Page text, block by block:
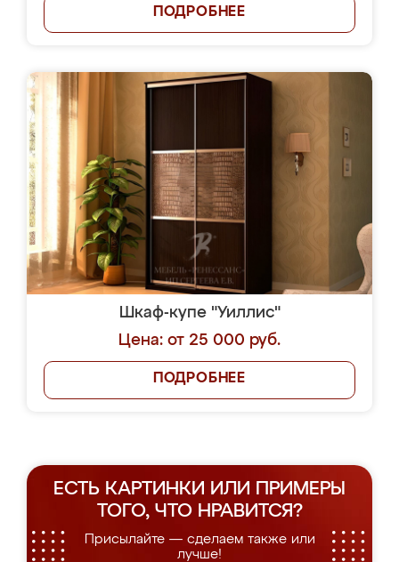
ПОДРОБНЕЕ
Шкаф-купе "Уиллис"
Цена: от 25 000 руб.
ПОДРОБНЕЕ
ЕСТЬ КАРТИНКИ ИЛИ ПРИМЕРЫ
ТОГО, ЧТО НРАВИТСЯ?
Присылайте — сделаем также или
лучше!